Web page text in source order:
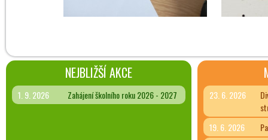
NEJBLIŽŠÍ AKCE
1. 9. 2026 Zahájení školního roku 2026 - 2027 23. 6. 2026
19. 6. 2026